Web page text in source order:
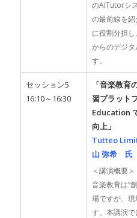
のAITutorシ
の最前線を
に役割分担
からのデジ
す。
セッション5
16:10～16:30
「音楽教育
習プラット
Education
向上」
Tutteo
山 弥希 氏
＜講演概要＞
音楽教育は“
場ですが、
す。本講演